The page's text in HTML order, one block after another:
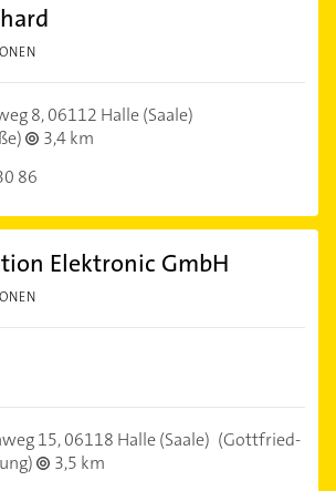
8,06112 Halle (Saale)
3,4 km
86
Elektronic GmbH
15,06118 Halle (Saale) (Gottfried-
3,5 km